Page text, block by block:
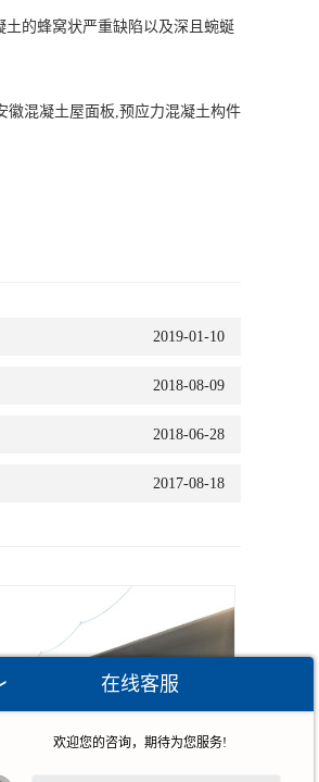
的蜂窝状严重缺陷以及深且蜿蜒
徽混凝土屋面板,预应力混凝土构件
2019-01-10
2018-08-09
2018-06-28
2017-08-18
在线客服
欢迎您的咨询，期待为您服务!